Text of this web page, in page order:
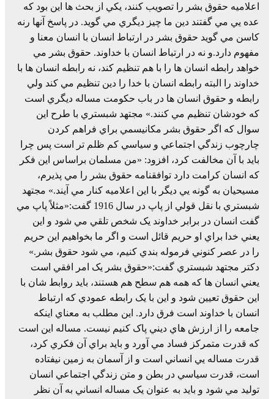
اعلاميه حقوق بشر را تصويب کنند، يکي از بحث ها اين بود که
عده يي مي گفتند دين ما چيز ديگري مي گويد. در پاسخ آنها رنه
کاسن مي گويد حقوق بشر در ارتباط انسان با انسان معنا و
مفهوم دارد.و نه در ارتباط انسان با خداوند. حقوق بشر مي
خواهد رابطه انسان ها را با هم تنظيم کند، نه رابطه انسان ها با
خداوند را البته رابطه انسان با خدا را دين تنظيم مي کند ولي
رابطه و حقوق انسان ها در باب حکومت مساله ديگري است
که خودشان تنظيم مي کنند.» مجتهد شبستري با طرح اين
سوال که اگر حقوق بشر مکانيسمي براي فراهم کردن
چارچوب زندگي اجتماعي و سياسي کم ظلم تر است پس چرا
بايد با آن مخالفت کرد، افزود: «من مسلمان براساس اين فکر
که انسان کرامت دارد توافقنامه حقوق بشر را مي پذيرم،
مسيحيان به گونه يي ديگر با اين اعلاميه کنار مي آيند.» مجتهد
شبستري با نقل قولي از پاپ در سال 1916 گفت:«مثلاً پاپ مي
گفت انسان در برابر خداوند يک شخص تلقي مي شود و اين
يعني خدا براي او حريم قائل است و اگر ما بخواهيم اين حريم
را در عصر کنوني فرموله بندي کنيم، مي شود حقوق بشر.»
دکتر مجتهد شبستري گفت:«حقوق بشر يک امر افقي است
يعني انسان ها که همه هم سطح هم هستند، بايد روابط شان با
اين حقوق تعيين شود و اين با يک رابطه عمودي که ارتباط
انسان با خداوند است فرق دارد. اين مطلب به معناي اينکه
جامعه را از ارزش هاي ديني پاک کنيم نيست. مساله اين است
که قدرت متمرکز فساد مي آورد و بايد براي آن فکري کرد،
قدرت مساله يي انساني است و از آسمان به زمين نيفتاده
است، قدرت سياسي در بطن و متن زندگي اجتماعي انسان
توليد مي شود و بايد به عنوان يک مساله انساني به آن نظر